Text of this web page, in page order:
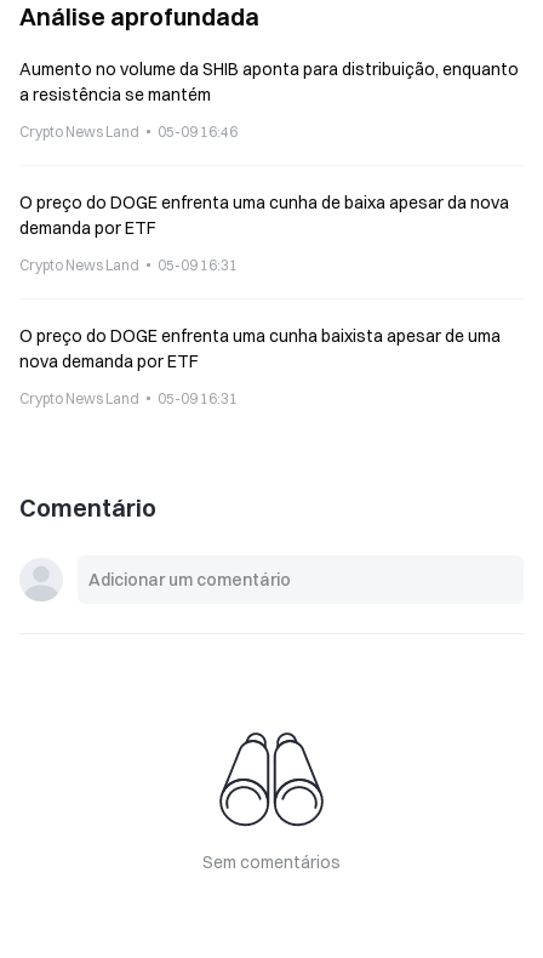
Análise aprofundada
Aumento no volume da SHIB aponta para distribuição, enquanto
a resistência se mantém
Crypto News Land 05-09 16:46
O preço do DOGE enfrenta uma cunha de baixa apesar da nova
demanda por ETF
Crypto News Land 05-09 16:31
O preço do DOGE enfrenta uma cunha baixista apesar de uma
nova demanda por ETF
Crypto News Land 05-09 16:31
Comentário
Sem comentários